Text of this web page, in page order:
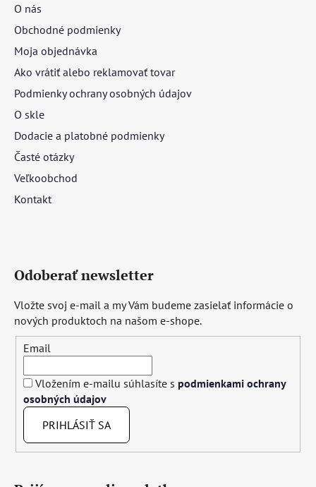
O nás
Obchodné podmienky
Moja objednávka
Ako vrátiť alebo reklamovať tovar
Podmienky ochrany osobných údajov
O skle
Dodacie a platobné podmienky
Časté otázky
Veľkoobchod
Kontakt
Odoberať newsletter
Vložte svoj e-mail a my Vám budeme zasielať informácie o
nových produktoch na našom e-shope.
Email
Vložením e-mailu súhlasíte s podmienkami ochrany
osobných údajov
PRIHLÁSIŤ SA